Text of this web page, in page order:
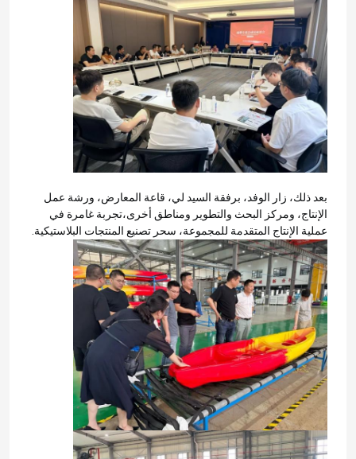
بعد ذلك، زار الوفد، برفقة السيد لي، قاعة المعارض، ورشة عمل
الإنتاج، ومركز البحث والتطوير ومناطق أخرى،تجربة غامرة في
عملية الإنتاج المتقدمة للمجموعة، سحر تصنيع المنتجات البلاستيكية.